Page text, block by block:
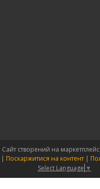
Сайт створений на маркетплейсі
Cosmetics-city | Поскаржитися на контент |
Select Language ▼